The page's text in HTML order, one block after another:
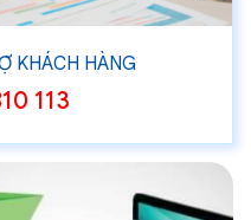
KHÁCH HÀNG
113